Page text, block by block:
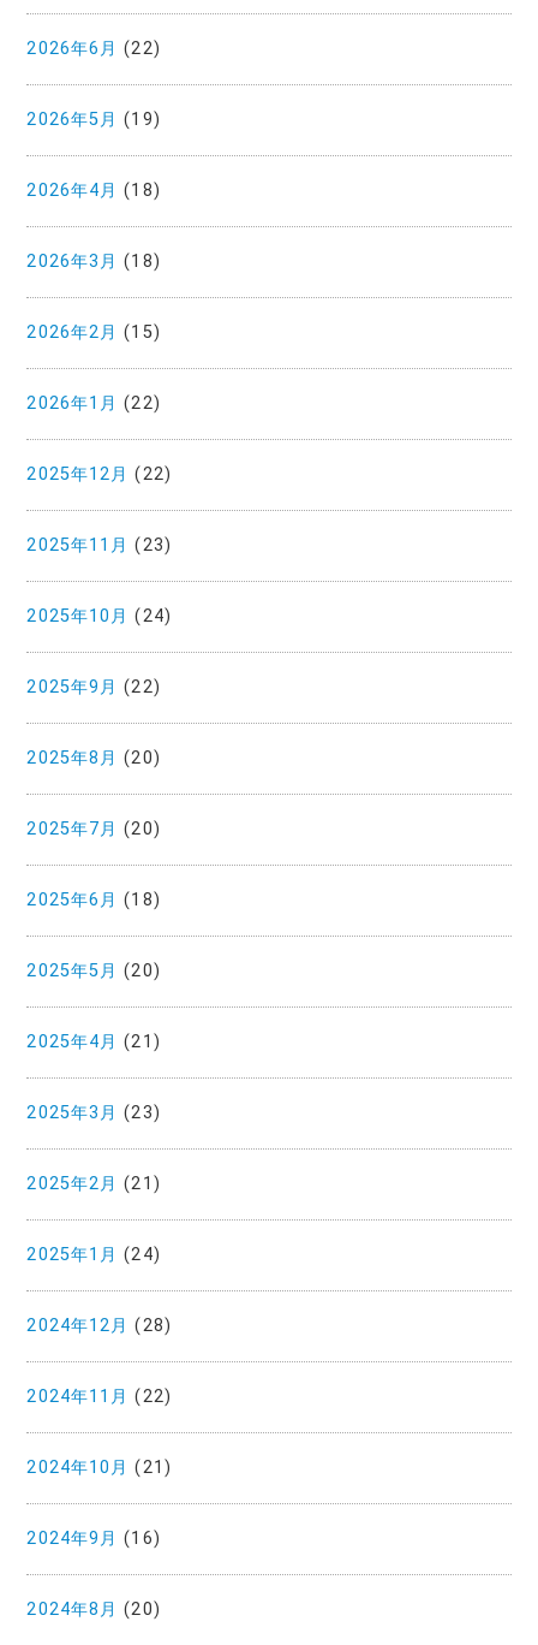
2026年6月 (22)
2026年5月 (19)
2026年4月 (18)
2026年3月 (18)
2026年2月 (15)
2026年1月 (22)
2025年12月 (22)
2025年11月 (23)
2025年10月 (24)
2025年9月 (22)
2025年8月 (20)
2025年7月 (20)
2025年6月 (18)
2025年5月 (20)
2025年4月 (21)
2025年3月 (23)
2025年2月 (21)
2025年1月 (24)
2024年12月 (28)
2024年11月 (22)
2024年10月 (21)
2024年9月 (16)
2024年8月 (20)